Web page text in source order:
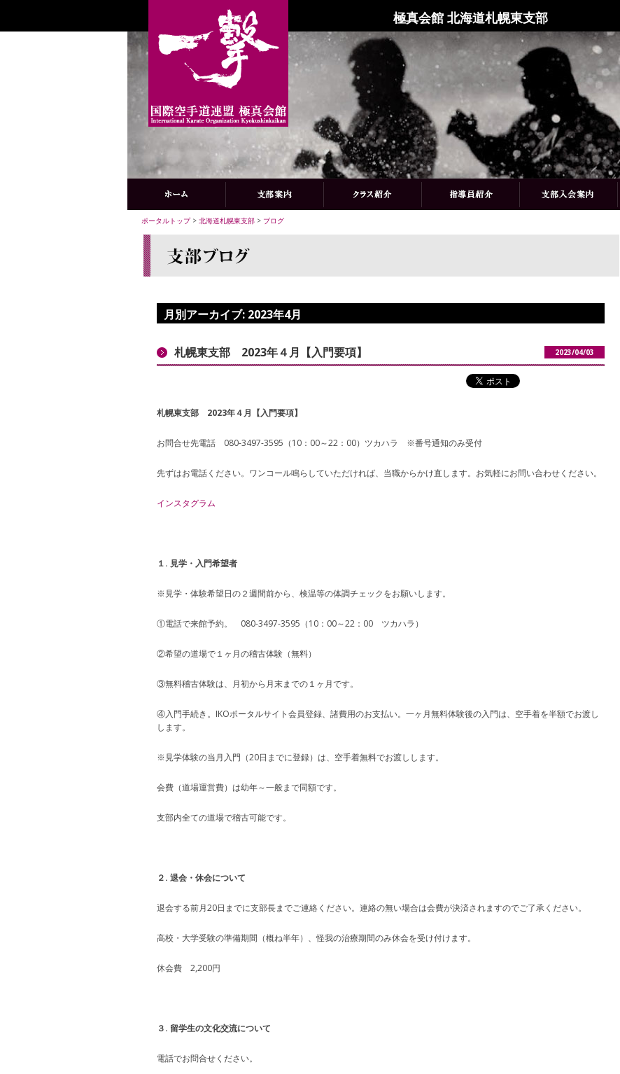
極真会館 北海道札幌東支部
ポータルトップ> 北海道札幌東支部 > ブログ
月別アーカイブ: 2023年4月
札幌東支部 2023年４月【入門要項】 2023/04/03
札幌東支部 2023年４月【入門要項】
お問合せ先電話 080-3497-3595（10：00～22：00）ツカハラ ※番号通知のみ受付
先ずはお電話ください。ワンコール鳴らしていただければ、当職からかけ直します。お気軽にお問い合わせください。
インスタグラム
１. 見学・入門希望者
※見学・体験希望日の２週間前から、検温等の体調チェックをお願いします。
①電話で来館予約。 080-3497-3595（10：00～22：00 ツカハラ）
②希望の道場で１ヶ月の稽古体験（無料）
③無料稽古体験は、月初から月末までの１ヶ月です。
④入門手続き。IKOポータルサイト会員登録、諸費用のお支払い。一ヶ月無料体験後の入門は、空手着を半額でお渡し
します。
※見学体験の当月入門（20日までに登録）は、空手着無料でお渡しします。
会費（道場運営費）は幼年～一般まで同額です。
支部内全ての道場で稽古可能です。
２. 退会・休会について
退会する前月20日までに支部長までご連絡ください。連絡の無い場合は会費が決済されますのでご了承ください。
高校・大学受験の準備期間（概ね半年）、怪我の治療期間のみ休会を受け付けます。
休会費 2,200円
３. 留学生の文化交流について
電話でお問合せください。